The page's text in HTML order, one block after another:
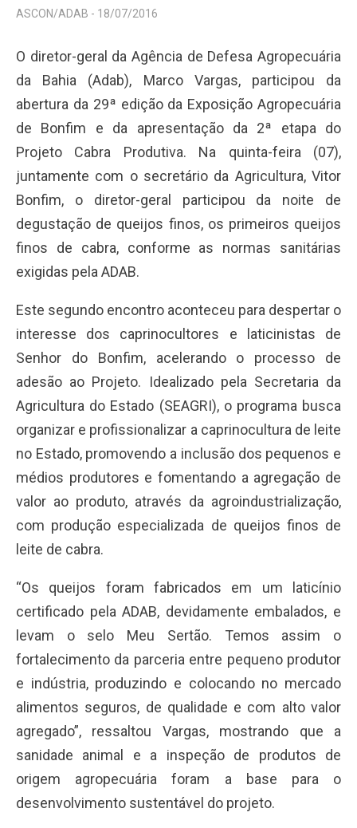
ASCON/ADAB - 18/07/2016
O diretor-geral da Agência de Defesa Agropecuária
da Bahia (Adab), Marco Vargas, participou da
abertura da 29ª edição da Exposição Agropecuária
de Bonfim e da apresentação da 2ª etapa do
Projeto Cabra Produtiva. Na quinta-feira (07),
juntamente com o secretário da Agricultura, Vitor
Bonfim, o diretor-geral participou da noite de
degustação de queijos finos, os primeiros queijos
finos de cabra, conforme as normas sanitárias
exigidas pela ADAB.
Este segundo encontro aconteceu para despertar o
interesse dos caprinocultores e laticinistas de
Senhor do Bonfim, acelerando o processo de
adesão ao Projeto. Idealizado pela Secretaria da
Agricultura do Estado (SEAGRI), o programa busca
organizar e profissionalizar a caprinocultura de leite
no Estado, promovendo a inclusão dos pequenos e
médios produtores e fomentando a agregação de
valor ao produto, através da agroindustrialização,
com produção especializada de queijos finos de
leite de cabra.
“Os queijos foram fabricados em um laticínio
certificado pela ADAB, devidamente embalados, e
levam o selo Meu Sertão. Temos assim o
fortalecimento da parceria entre pequeno produtor
e indústria, produzindo e colocando no mercado
alimentos seguros, de qualidade e com alto valor
agregado”, ressaltou Vargas, mostrando que a
sanidade animal e a inspeção de produtos de
origem agropecuária foram a base para o
desenvolvimento sustentável do projeto.